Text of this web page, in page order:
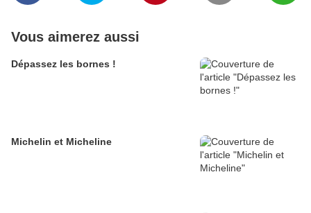
Vous aimerez aussi
Dépassez les bornes !
Michelin et Micheline